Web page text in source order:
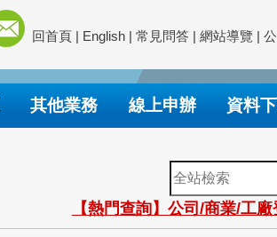
回首頁 | English | 常見問答 | 網站導覽 |
其他業務 線上申辦 資料
全
站
檢
索
【熱門查詢】公司/商業/工